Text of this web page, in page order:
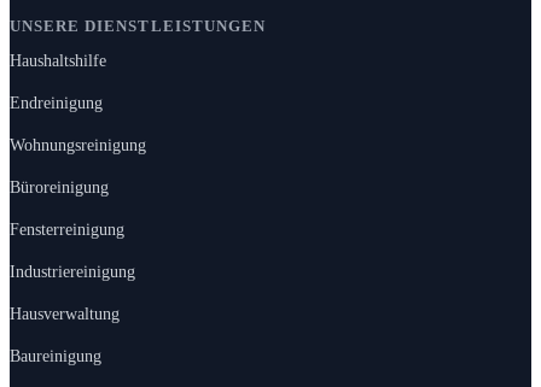
UNSERE DIENSTLEISTUNGEN
Haushaltshilfe
Endreinigung
Wohnungsreinigung
Büroreinigung
Fensterreinigung
Industriereinigung
Hausverwaltung
Baureinigung